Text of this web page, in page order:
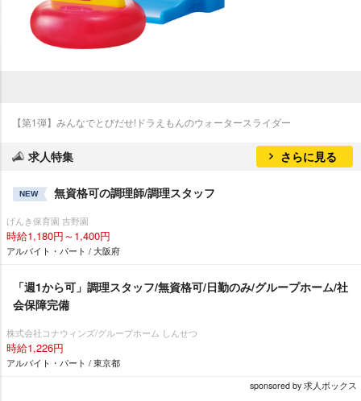
【第1弾】みんなでとびだせ!ドラえもんのウォータースライダー
求人特集 さらに見る
NEW 無資格可の調理師/調理スタッフ
げんき保育園 吉野園
時給1,180円～1,400円
アルバイト・パート / 大阪府
「週1から可」調理スタッフ/無資格可/日勤のみ/グループホーム/社
会保障完備
株式会社コナウィンズ/グループホーム しんせつ
時給1,226円
アルバイト・パート / 東京都
sponsored by 求人ボックス